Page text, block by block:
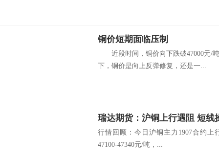
铜价短期面临压制
近段时间，铜价向下跌破47000元/
下，铜价是向上反弹修复，还是一...
瑞达期货：沪铜上行遇阻 短线
行情回顾：今日沪铜主力1907合约上
47100-47340元/吨，...